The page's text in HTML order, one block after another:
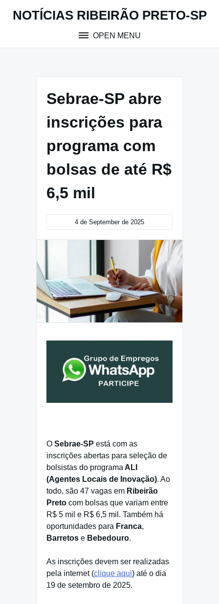
NOTÍCIAS RIBEIRÃO PRETO-SP
OPEN MENU
Sebrae-SP abre
inscrições para
programa com
bolsas de até R$
6,5 mil
4 de September de 2025
O Sebrae-SP está com as
inscrições abertas para seleção de
bolsistas do programa ALI
(Agentes Locais de Inovação). Ao
todo, são 47 vagas em Ribeirão
Preto com bolsas que variam entre
R$ 5 mil e R$ 6,5 mil. Também há
oportunidades para Franca,
Barretos e Bebedouro.
As inscrições devem ser realizadas
pela internet (clique aqui) até o dia
19 de setembro de 2025.